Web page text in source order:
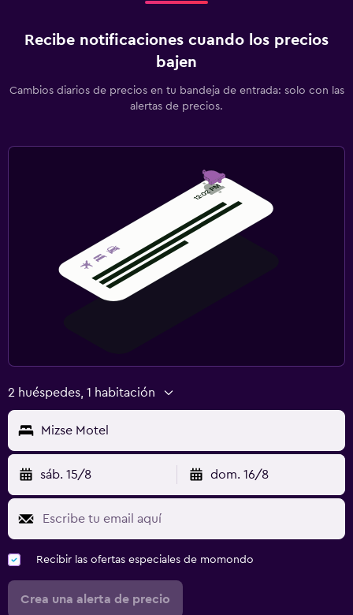
Recibe notificaciones cuando los precios
bajen
Cambios diarios de precios en tu bandeja de entrada: solo con las
alertas de precios.
2 huéspedes, 1 habitación
Mizse Motel
sáb. 15/8 dom. 16/8
Recibir las ofertas especiales de momondo
Crea una alerta de precio